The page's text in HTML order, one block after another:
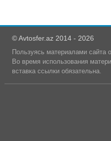
© Avtosfer.az 2014 - 2026
Пользуясь материалами сайта
Во время использования
вставка ссылки обязательна.